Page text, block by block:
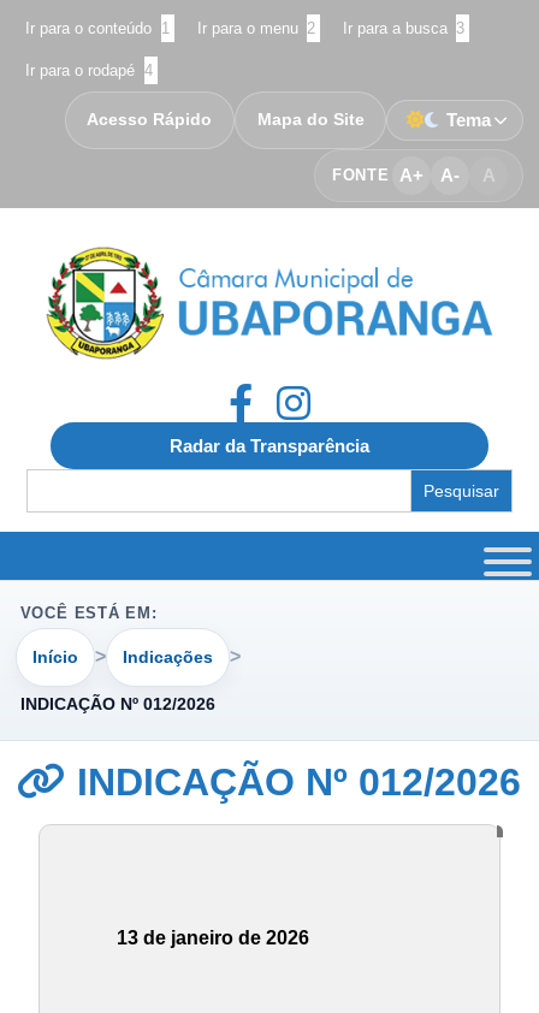
Ir para o conteúdo 1 Ir para o menu 2 Ir para a busca 3
Ir para o rodapé 4
FONTE A+ A- A
Acesso Rápido Mapa do Site Tema
Radar da Transparência
for:
VOCÊ ESTÁ EM:
Início Indicações
INDICAÇÃO Nº 012/2026
INDICAÇÃO Nº 012/2026
13 de janeiro de 2026